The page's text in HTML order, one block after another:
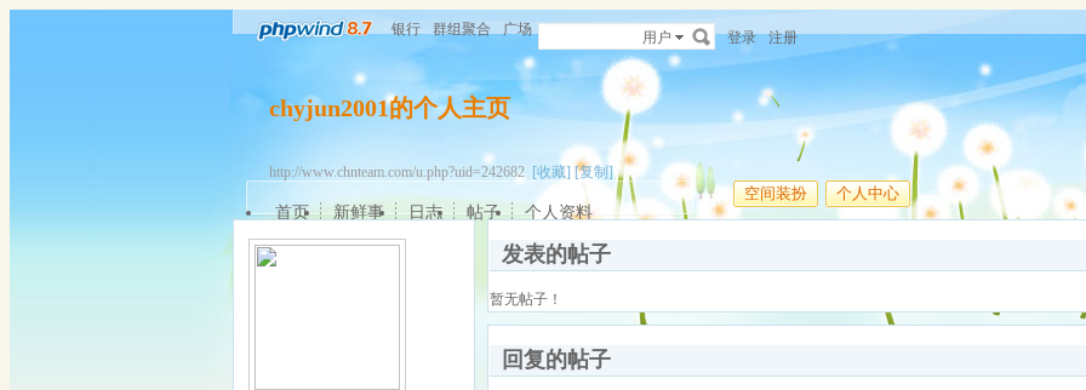
银行 群组聚合 广场 用户 登录 注册
chyjun2001的个人主页
http://www.chnteam.com/u.php?uid=242682 [收藏] [复制]
空间装扮 个人中心
首页 新鲜事 日志 帖子 个人资料
发表的帖子
暂无帖子！
回复的帖子